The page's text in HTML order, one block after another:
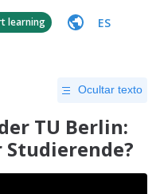
learning ES
Ocultar texto
TU Berlin: